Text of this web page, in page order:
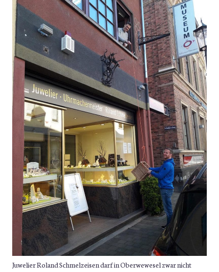
Juwelier Roland Schmelzeisen darf in Oberwewesel zwar nicht